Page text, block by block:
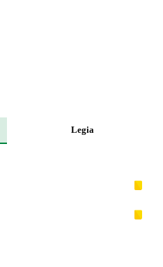
Legia